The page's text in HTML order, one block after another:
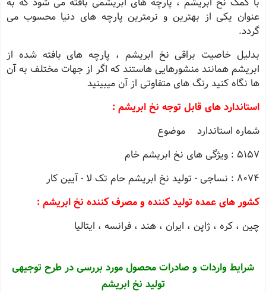
عنوان یکی از بهترین و نرمترین پارچه های دنیا محسوب می
گردد.
بدلیل خاصیت براقی نخ ابریشم ، پارچه های بافته شده از
ابریشم همانند منشورهایی هاستند که اگر از جهات مختلف به آن
ها نگاه کنید رنگ های متفاوتی از آن میبینید
استاندارد های قابل توجه نخ ابریشم :
شماره استاندارد موضوع
5157 : ویژگی های نخ ابریشم خام
8074 : نساجی - تولید نخ ابریشم حام تک لا - آیین کار
کشور های عمده تولید کننده و مصرف کننده نخ ابریشم :
چین ، کره ، ژاپن ، ایران ، هند ، فرانسه ، ایتالیا
شرایط واردات و صادرات محصول مورد بررسی در طرح توجیهی
تولید نخ ابریشم